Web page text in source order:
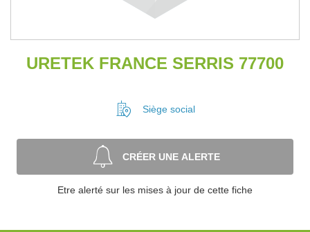
URETEK FRANCE SERRIS 77700
Siège social
CRÉER UNE ALERTE
Etre alerté sur les mises à jour de cette fiche